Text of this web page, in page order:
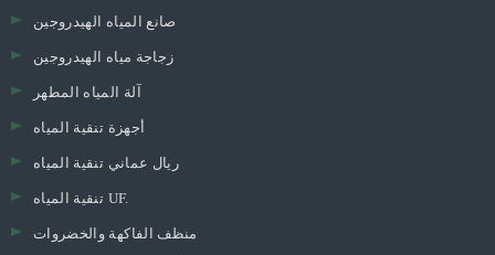
صانع المياه الهيدروجين
زجاجة مياه الهيدروجين
آلة المياه المطهر
أجهزة تنقية المياه
ريال عماني تنقية المياه
تنقية المياه UF.
منظف ​​الفاكهة والخضروات